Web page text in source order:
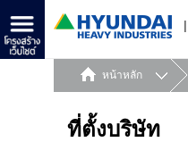
หน้าหลัก
ที่ตั้งบริษัท